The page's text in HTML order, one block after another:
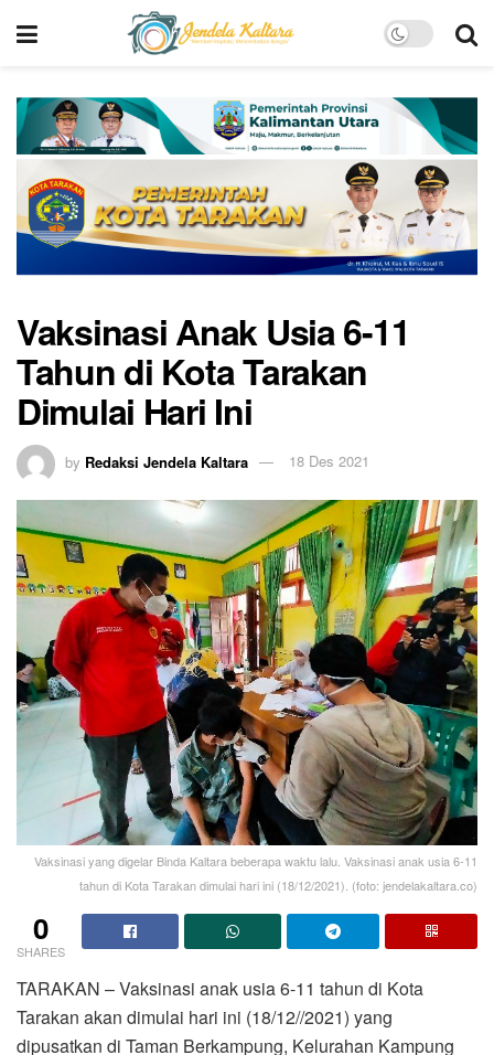
Vaksinasi Anak Usia 6-11
Tahun di Kota Tarakan
Dimulai Hari Ini
by Redaksi Jendela Kaltara 18 Des 2021
Vaksinasi yang digelar Binda Kaltara beberapa waktu lalu. Vaksinasi anak usia 6-11
tahun di Kota Tarakan dimulai hari ini (18/12/2021). (foto: jendelakaltara.co)
0
SHARES
TARAKAN – Vaksinasi anak usia 6-11 tahun di Kota
Tarakan akan dimulai hari ini (18/12//2021) yang
dipusatkan di Taman Berkampung, Kelurahan Kampung